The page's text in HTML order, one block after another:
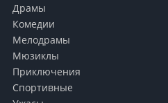
Драмы
Комедии
Мелодрамы
Мюзиклы
Приключения
Cпортивные